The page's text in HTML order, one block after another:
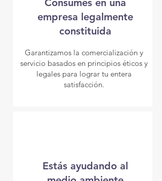
Consumes en una
empresa legalmente
constituida
Garantizamos la comercialización y
servicio basados en principios éticos y
legales para lograr tu entera
satisfacción.
Estás ayudando al